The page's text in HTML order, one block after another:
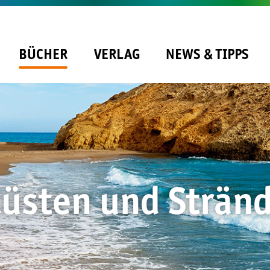
BÜCHER VERLAG NEWS & TIPPS
und